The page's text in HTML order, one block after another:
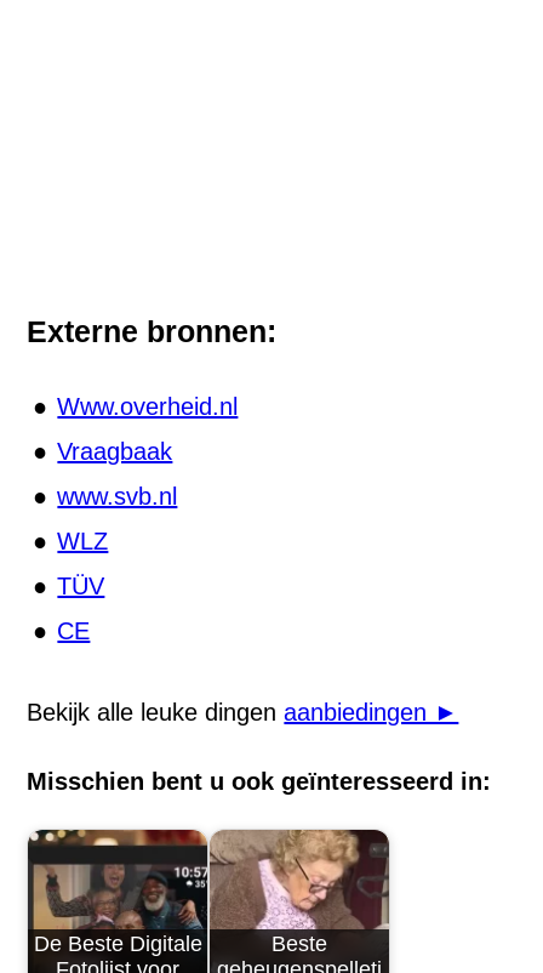
Externe bronnen:
Www.overheid.nl
Vraagbaak
www.svb.nl
WLZ
TÜV
CE
Bekijk alle leuke dingenaanbiedingen ►
Misschien bent u ook geïnteresseerd in:
De Beste Digitale
Beste